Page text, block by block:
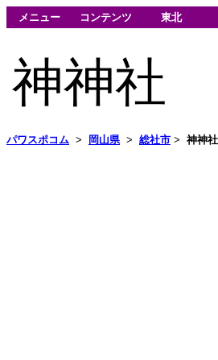
メニュー コンテンツ 東北
神神社
パワスポコム > 岡山県> 総社市 > 神神社